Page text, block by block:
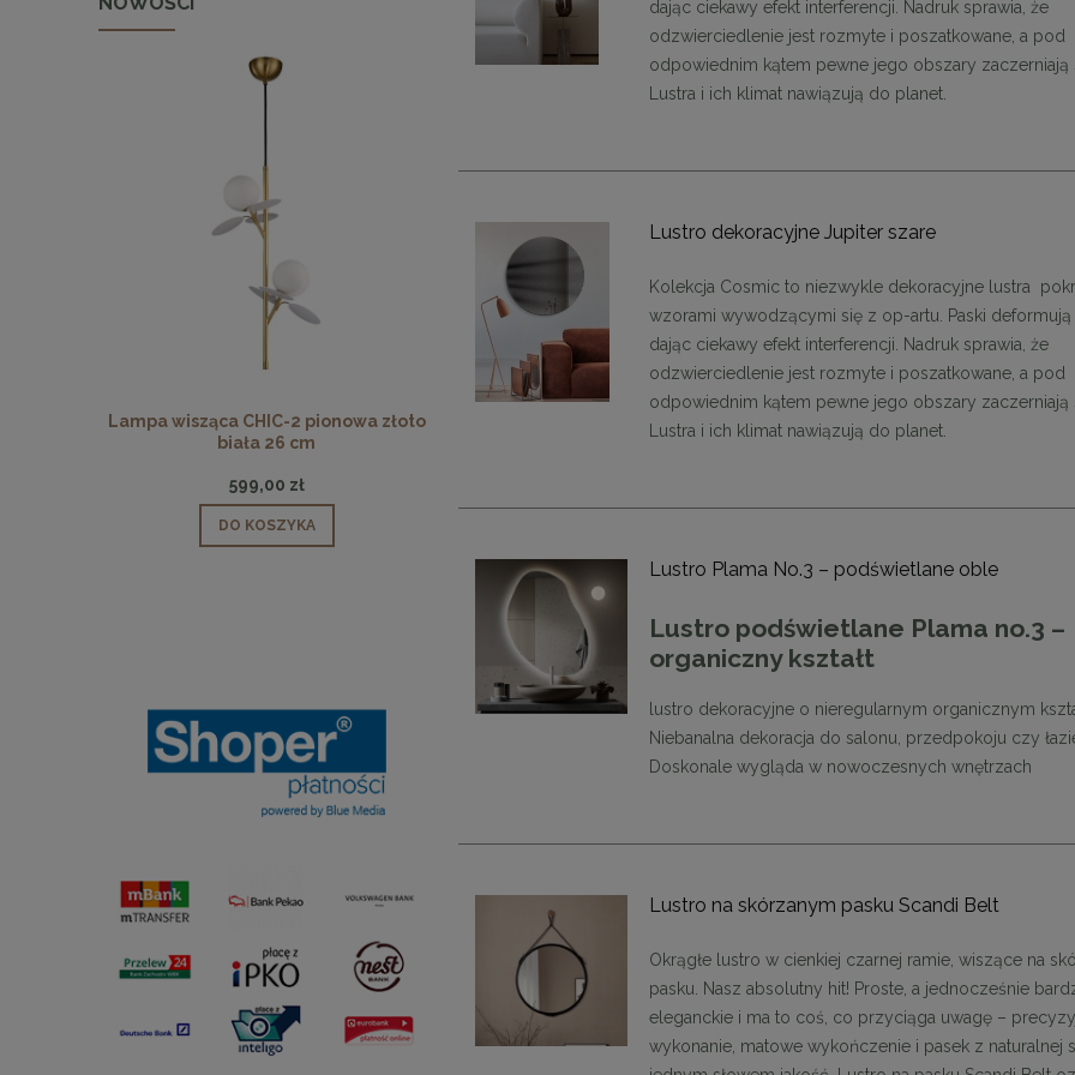
Lampa wisząca CHIC-2 pionowa złoto
biała 26 cm
599,00 zł
DO KOSZYKA
Lampa wisząca CHIC-9, biało złota 75
Lampa wisząca CHIC-6, biało złota
cm
dając ciekawy efekt interferencji. Nadruk sprawia, że
odzwierciedlenie jest rozmyte i poszatkowane, a pod
odpowiednim kątem pewne jego obszary zaczerniają
Lustra i ich klimat nawiązują do planet.
Lustro dekoracyjne Jupiter szare
Kolekcja Cosmic to niezwykle dekoracyjne lustra
wzorami wywodzącymi się z op-artu. Paski deformują
dając ciekawy efekt interferencji. Nadruk sprawia, że
odzwierciedlenie jest rozmyte i poszatkowane, a pod
odpowiednim kątem pewne jego obszary zaczerniają
Lustra i ich klimat nawiązują do planet.
Lustro Plama No.3 – podświetlane oble
Lustro podświetlane Plama no.3 –
organiczny kształt
lustro dekoracyjne o nieregularnym organicznym
Niebanalna dekoracja do salonu, przedpokoju czy
Doskonale wygląda w nowoczesnych wnętrzach
Lustro na skórzanym pasku Scandi Belt
Okrągłe lustro w cienkiej czarnej ramie, wiszące na
pasku. Nasz absolutny hit! Proste, a jednocześnie
eleganckie i ma to coś, co przyciąga uwagę –
wykonanie, matowe wykończenie i pasek z naturalnej